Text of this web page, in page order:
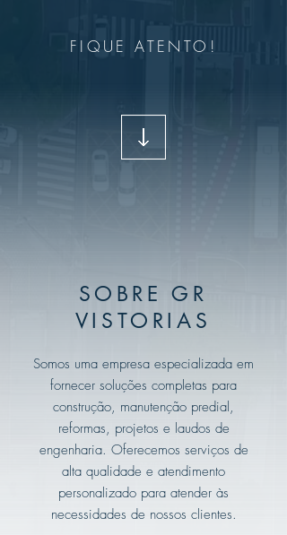
FIQUE ATENTO!
SOBRE GR
VISTORIAS
Somos uma empresa especializada em
fornecer soluções completas para
construção, manutenção predial,
reformas, projetos e laudos de
engenharia. Oferecemos serviços de
alta qualidade e atendimento
personalizado para atender às
necessidades de nossos clientes.